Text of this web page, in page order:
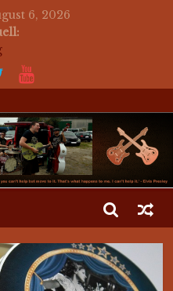
6, 2026
Hobos
aus dem Bereich
der Hot Rod Szene